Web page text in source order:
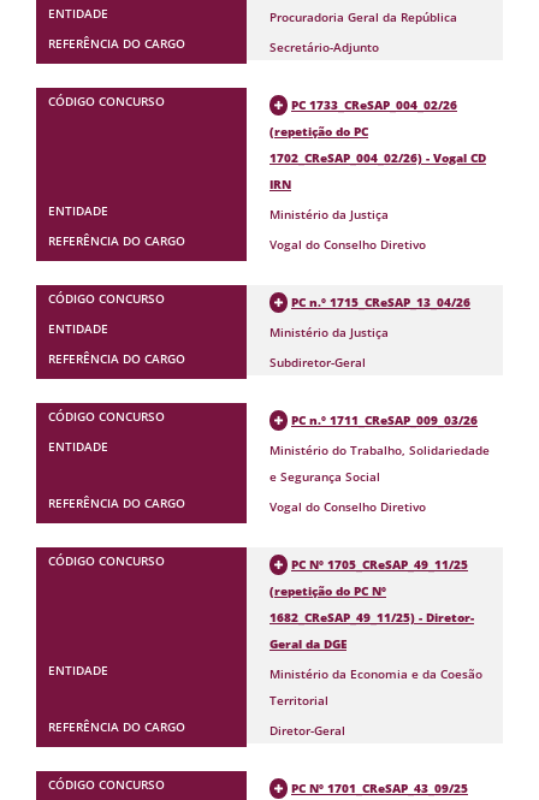
Procuradoria Geral da República
Secretário-Adjunto
PC 1733_CReSAP_004_02/26
(repetição do PC
1702_CReSAP_004_02/26) - Vogal CD
IRN
Ministério da Justiça
Vogal do Conselho Diretivo
PC n.º 1715_CReSAP_13_04/26
Ministério da Justiça
Subdiretor-Geral
PC n.º 1711_CReSAP_009_03/26
Ministério do Trabalho, Solidariedade
e Segurança Social
Vogal do Conselho Diretivo
PC Nº 1705_CReSAP_49_11/25
(repetição do PC Nº
1682_CReSAP_49_11/25) - Diretor-
Geral da DGE
Ministério da Economia e da Coesão
Territorial
Diretor-Geral
PC Nº 1701_CReSAP_43_09/25